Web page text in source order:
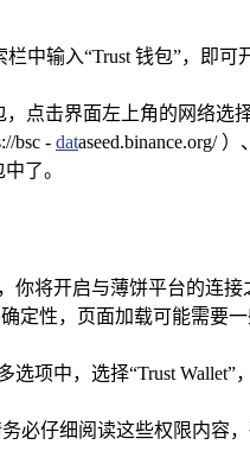
中输入“Trust 钱包”，即可
点击界面左上角的网络选
bsc - dataseed.binance.org/ ）
了。
你将开启与薄饼平台的连接
定性，页面加载可能需要
项中，选择“Trust Wallet”
必仔细阅读这些权限内容